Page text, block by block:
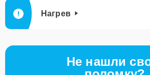
Нагрев
Не нашли